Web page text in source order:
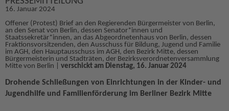
HILFEN ZUR ERZIEHUNG
EINGLIEDERUNGSHILFE
BETREUTES WOHNEN
Zertfikatskurse
Suchen
16. Januar 2024
Offener (Protest) Brief an den Regierenden Bürgermeister von Berlin,
an den Senat von Berlin, dessen Senator*innen und
Staatssekretär*innen, an das Abgeordnetenhaus von Berlin, dessen
Fraktionsvorsitzenden, den Ausschuss für Bildung, Jugend und Familie
im AGH, den Hauptausschuss im AGH, den Bezirk Mitte, dessen
Bürgermeisterin und Stadträten, der Bezirksverordnetenversammlung
Mitte von Berlin | verschickt am Dienstag, 16. Januar 2024
Drohende Schließungen von Einrichtungen in der Kinder- und
Jugendhilfe und Familienförderung im Berliner Bezirk Mitte